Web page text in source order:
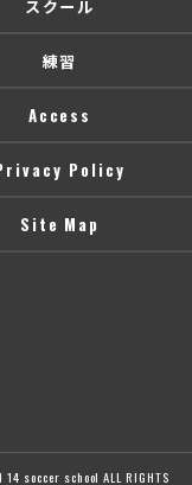
スクール
練習
Access
Policy
Site Map
soccer school ALL RIGHTS